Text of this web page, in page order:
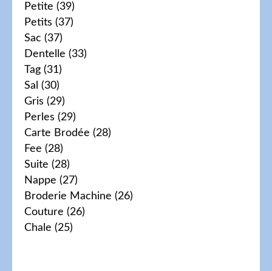
Petite (39)
Petits (37)
Sac (37)
Dentelle (33)
Tag (31)
Sal (30)
Gris (29)
Perles (29)
Carte Brodée (28)
Fee (28)
Suite (28)
Nappe (27)
Broderie Machine (26)
Couture (26)
Chale (25)